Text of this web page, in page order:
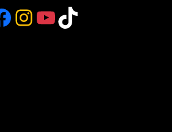
Instagram
YouTube
TikTok